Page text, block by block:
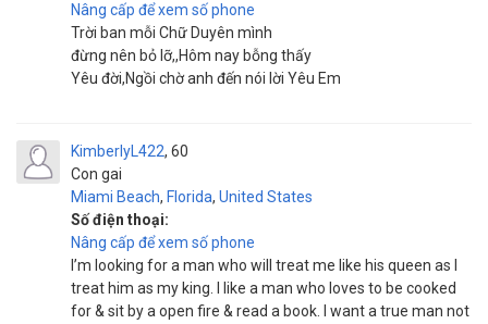
Nâng cấp để xem số phone
Trời ban mỗi Chữ Duyên mình
đừng nên bỏ lỡ,,Hôm nay bỗng thấy
Yêu đời,Ngồi chờ anh đến nói lời Yêu Em
KimberlyL422
Con gai
60
Miami Beach, Florida, United States
Số điện thoại:
Nâng cấp để xem số phone
I’m looking for a man who will treat me like his queen as I
treat him as my king. I like a man who loves to be cooked
for & sit by a open fire & read a book. I want a true man not